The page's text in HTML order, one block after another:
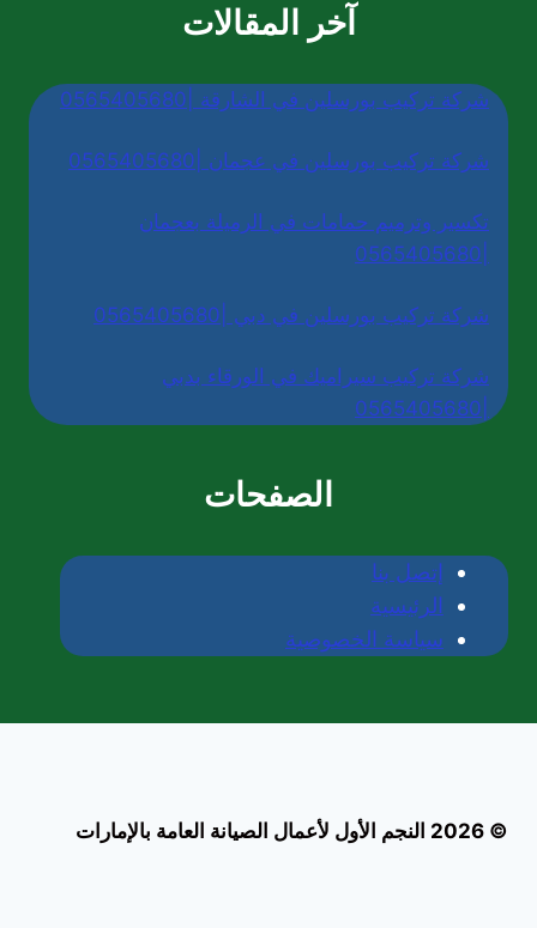
آخر المقالات
شركة تركيب بورسلين في الشارقة |0565405680
شركة تركيب بورسلين في عجمان |0565405680
تكسير وترميم حمامات في الرميلة بعجمان
شركة تركيب بورسلين في دبي |0565405680
شركة تركيب سيراميك في الورقاء بدبي
الصفحات
إتصل بنا
الرئيسية
سياسة الخصوصية
© 2026 النجم الأول لأعمال الصيانة العامة بالإمارات